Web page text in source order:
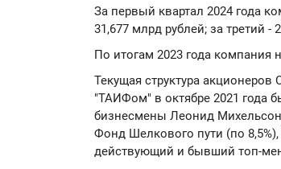
За первый квартал 2024 года
31,677 млрд рублей; за третий -
По итогам 2023 года компания
Текущая структура
"ТАИФом" в октябре 2021 года
бизнесмены Леонид Михельсон
Фонд Шелкового пути (по
действующий и бывший топ-